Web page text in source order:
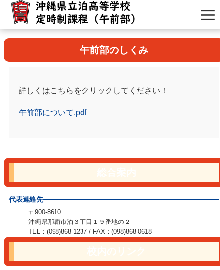
午前部のしくみ
詳しくはこちらをクリックしてください！
午前部について.pdf
代表連絡先
〒900-8610
沖縄県那覇市泊３丁目１９番地の２
TEL：(098)868-1237 / FAX：(098)868-0618